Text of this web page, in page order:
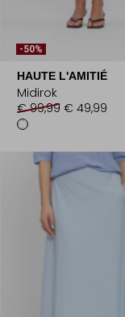
-50%
HAUTE L'AMITIÉ
Midirok
€ 99,99 € 49,99